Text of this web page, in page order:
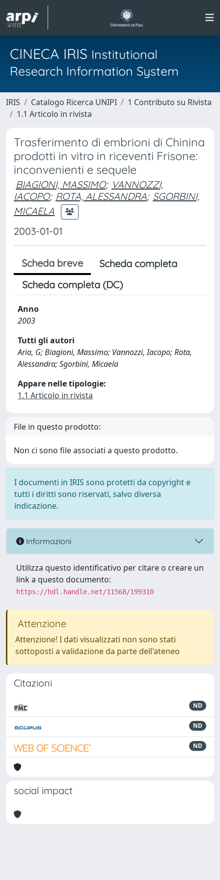
CINECA IRIS Institutional
Research Information System
IRIS Catalogo Ricerca UNIPI
1 Contributo su Rivista
1.1 Articolo in rivista
Trasferimento di embrioni di Chinina
prodotti in vitro in riceventi Frisone:
inconvenienti e sequele
BIAGIONI, MASSIMO; VANNOZZI,
IACOPO; ROTA, ALESSANDRA; SGORBINI,
MICAELA
2003-01-01
Scheda breve
Scheda completa
Scheda completa (DC)
Anno
2003
Tutti gli autori
Aria, G; Biagioni, Massimo; Vannozzi, Iacopo; Rota,
Alessandra; Sgorbini, Micaela
Appare nelle tipologie:
1.1 Articolo in rivista
File in questo prodotto:
Non ci sono file associati a questo prodotto.
I documenti in IRIS sono protetti da copyright e
tutti i diritti sono riservati, salvo diversa
indicazione.
Informazioni
Utilizza questo identificativo per citare o creare un
link a questo documento:
https://hdl.handle.net/11568/199310
Attenzione
Attenzione! I dati visualizzati non sono stati
sottoposti a validazione da parte dell'ateneo
Citazioni
ND
ND
ND
social impact